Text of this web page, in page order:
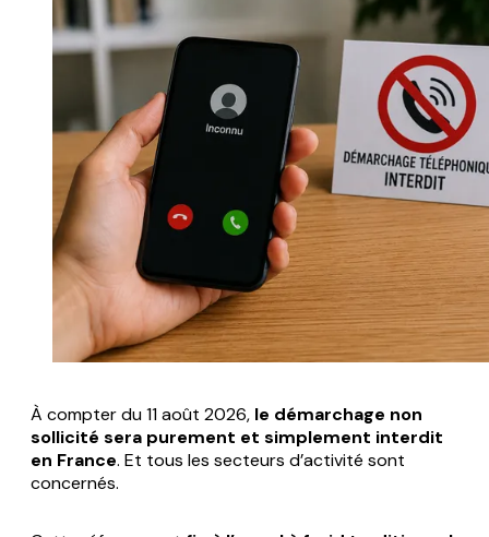
À compter du 11 août 2026, le démarchage non
sollicité sera purement et simplement interdit
en France. Et tous les secteurs d’activité sont
concernés.